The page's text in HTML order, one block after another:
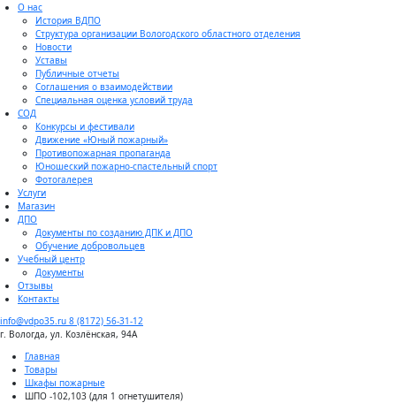
О нас
История ВДПО
Структура организации Вологодского областного отделения
Новости
Уставы
Публичные отчеты
Соглашения о взаимодействии
Специальная оценка условий труда
СОД
Конкурсы и фестивали
Движение «Юный пожарный»
Противопожарная пропаганда
Юношеский пожарно-спастельный спорт
Фотогалерея
Услуги
Магазин
ДПО
Документы по созданию ДПК и ДПО
Обучение добровольцев
Учебный центр
Документы
Отзывы
Контакты
info@vdpo35.ru 8 (8172) 56-31-12
г. Вологда, ул. Козлёнская, 94А
Главная
Товары
Шкафы пожарные
ШПО -102,103 (для 1 огнетушителя)